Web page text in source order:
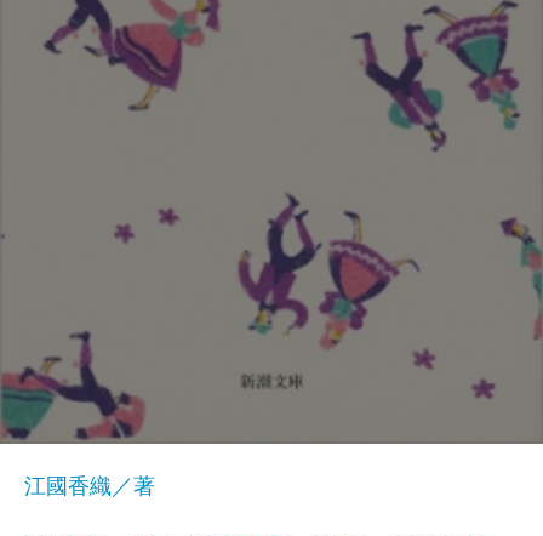
江國香織／著